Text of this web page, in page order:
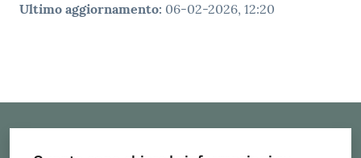
Ultimo aggiornamento: 06-02-2026, 12:20